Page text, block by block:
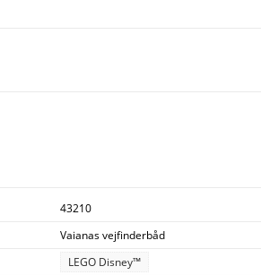
43210
Vaianas vejfinderbåd
LEGO Disney™